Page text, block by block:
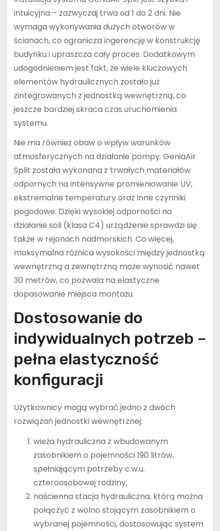
intuicyjna – zazwyczaj trwa od 1 do 2 dni. Nie
wymaga wykonywania dużych otworów w
ścianach, co ogranicza ingerencję w konstrukcję
budynku i upraszcza cały proces. Dodatkowym
udogodnieniem jest fakt, że wiele kluczowych
elementów hydraulicznych zostało już
zintegrowanych z jednostką wewnętrzną, co
jeszcze bardziej skraca czas uruchomienia
systemu.
Nie ma również obaw o wpływ warunków
atmosferycznych na działanie pompy. GeniaAir
Split została wykonana z trwałych materiałów
odpornych na intensywne promieniowanie UV,
ekstremalne temperatury oraz inne czynniki
pogodowe. Dzięki wysokiej odporności na
działanie soli (klasa C4) urządzenie sprawdzi się
także w rejonach nadmorskich. Co więcej,
maksymalna różnica wysokości między jednostką
wewnętrzną a zewnętrzną może wynosić nawet
30 metrów, co pozwala na elastyczne
dopasowanie miejsca montażu.
Dostosowanie do
indywidualnych potrzeb –
pełna elastyczność
konfiguracji
Użytkownicy mogą wybrać jedno z dwóch
rozwiązań jednostki wewnętrznej:
wieża hydrauliczna z wbudowanym
zasobnikiem o pojemności 190 litrów,
spełniającym potrzeby c.w.u.
czteroosobowej rodziny,
naścienna stacja hydrauliczna, którą można
połączyć z wolno stojącym zasobnikiem o
wybranej pojemności, dostosowując system